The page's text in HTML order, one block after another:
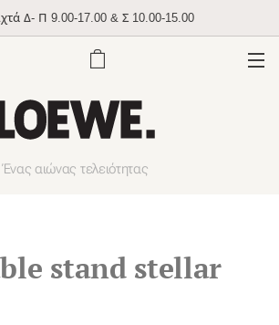
Δ- Π 9.00-17.00 & Σ 10.00-15.00
Ένας αιώνας τελειότητας
stand stellar